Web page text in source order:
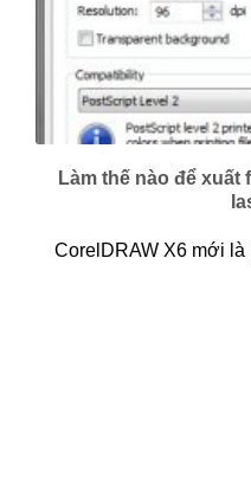
Làm thế nào để xuất
CorelDRAW X6 mới là